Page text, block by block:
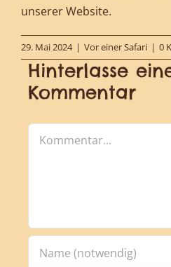
unserer Website.
29. Mai 2024 | Vor einer Safari | 0
Hinterlasse
Kommentar
Kommentar